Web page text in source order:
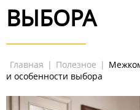
ВЫБОРА
Главная | Полезное |
и особенности выбора